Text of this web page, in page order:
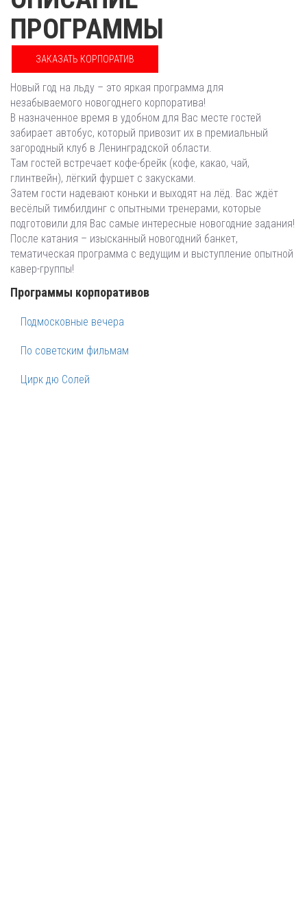
ПРОГРАММЫ
ЗАКАЗАТЬ КОРПОРАТИВ
Новый год на льду – это яркая программа для
незабываемого новогоднего корпоратива!
В назначенное время в удобном для Вас месте гостей
забирает автобус, который привозит их в премиальный
загородный клуб в Ленинградской области.
Там гостей встречает кофе-брейк (кофе, какао, чай,
глинтвейн), лёгкий фуршет с закусками.
Затем гости надевают коньки и выходят на лёд. Вас ждёт
весёлый тимбилдинг с опытными тренерами, которые
подготовили для Вас самые интересные новогодние задания!
После катания – изысканный новогодний банкет,
тематическая программа с ведущим и выступление опытной
кавер-группы!
Программы корпоративов
Подмосковные вечера
По советским фильмам
Цирк дю Солей